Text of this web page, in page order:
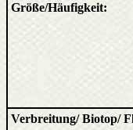
Größe/Häufigkeit:
Verbreitung/ Biotop/